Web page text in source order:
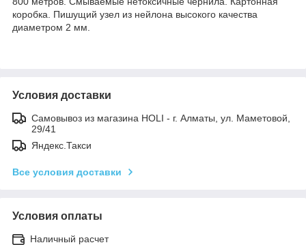
коробка. Пишущий узел из нейлона высокого качества
диаметром 2 мм.
Условия доставки
Самовывоз из магазина HOLI - г. Алматы, ул. Маметовой,
29/41
Яндекс.Такси
Все условия доставки
Условия оплаты
Наличный расчет